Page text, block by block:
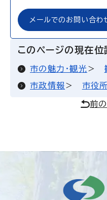
メールでのお問い合わ
このページの現在位
市の魅力・観光
市政情報 市役
前